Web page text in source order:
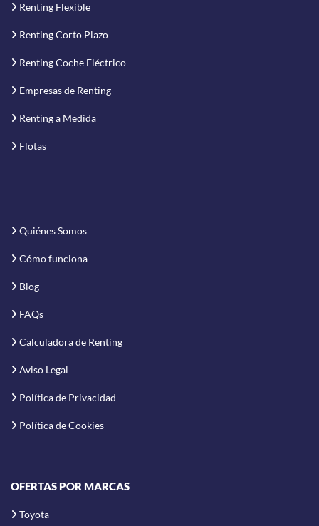
Renting Flexible
Renting Corto Plazo
Renting Coche Eléctrico
Empresas de Renting
Renting a Medida
Flotas
Quiénes Somos
Cómo funciona
Blog
FAQs
Calculadora de Renting
Aviso Legal
Política de Privacidad
Política de Cookies
OFERTAS POR MARCAS
Toyota